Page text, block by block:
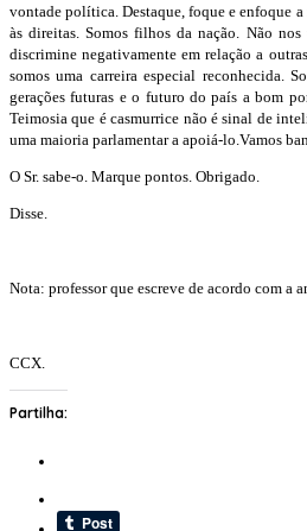
vontade política. Destaque, foque e enfoque a
às direitas. Somos filhosda nação. Não nos
discrimine negativamente em relação a
somos uma carreira especial reconhecida.
gerações futuras e o futuro do país a bom
Teimosiaque é casmurrice não é sinal de
uma maioria parlamentar a apoiá-lo Vamos
O Sr. sabe-o. Marque pontos. Obrigado.
Disse.
Nota: professor que escreve de acordo com a
CCX.
Partilha: